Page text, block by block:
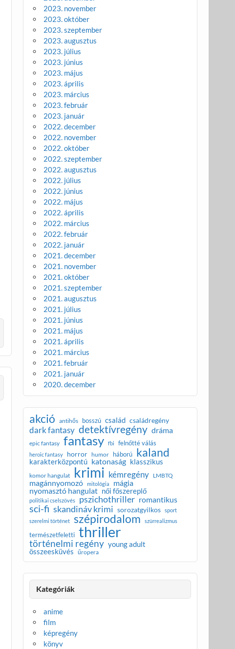
2023. november
2023. október
2023. szeptember
2023. augusztus
2023. július
2023. június
2023. május
2023. április
2023. március
2023. február
2023. január
2022. december
2022. november
2022. október
2022. szeptember
2022. augusztus
2022. július
2022. június
2022. május
2022. április
2022. március
2022. február
2022. január
2021. december
2021. november
2021. október
2021. szeptember
2021. augusztus
2021. július
2021. június
2021. május
2021. április
2021. március
2021. február
2021. január
2020. december
akció antihős bosszú család családregény
dark fantasy detektívregény dráma
epic fantasy fantasy fbi felnőtté válás
heroic fantasy horror humor háború kaland
karakterközpontú katonaság klasszikus
komor hangulat krimi kémregény LMBTQ
magánnyomozó mitológia mágia
nyomasztó hangulat női főszereplő
politikai cselszövés pszichothriller romantikus
sci-fi skandináv krimi sorozatgyilkos
sport
szerelmi történet
szépirodalom szürrealizmus
természetfeletti thriller
történelmi regény young adult
összeesküvés
űropera
Kategóriák
anime
film
képregény
könyv